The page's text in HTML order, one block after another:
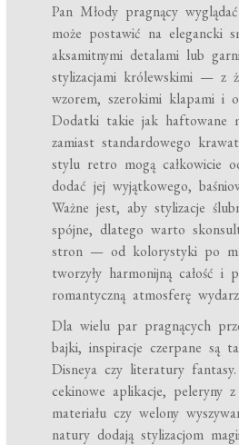
Pan Młody pragnący
może postawić na elegancki
aksamitnymi detalami lub
stylizacjami królewskimi — z
wzorem, szerokimi klapami i
Dodatki takie jak haftowane
zamiast standardowego
stylu retro mogą całkowicie
dodać jej wyjątkowego,
Ważne jest, aby stylizacje
spójne, dlatego warto
stron — od kolorystyki po
tworzyły harmonijną całość i
romantyczną atmosferę
Dla wielu par pragnących
bajki, inspiracje czerpane są
Disneya czy literatury
cekinowe aplikacje, peleryny
materiału czy welony
natury dodają stylizacjom